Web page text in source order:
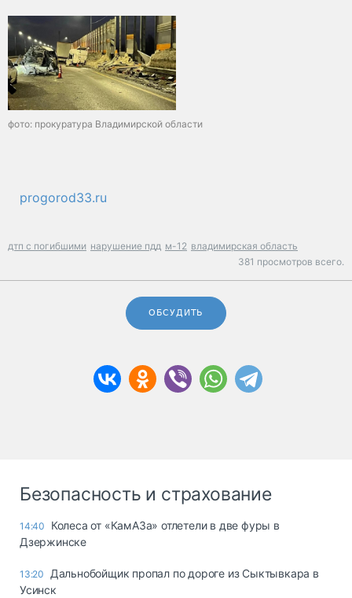
фото: прокуратура Владимирской области
progorod33.ru
дтп с погибшими нарушение пдд м-12 владимирская область
381 просмотров всего.
ОБСУДИТЬ
Безопасность и страхование
14:40
Колеса от «КамАЗа» отлетели в две фуры в
Дзержинске
13:20
Дальнобойщик пропал по дороге из Сыктывкара в
Усинск